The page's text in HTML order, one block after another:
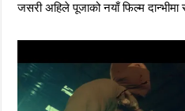
जसरी अहिले पूजाको नयाँ फिल्म